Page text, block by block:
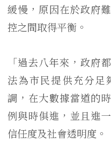
緩慢，原因在於政府
控之間取得平衡。
「過去八年來，政府
法為市民提供充分足
調，在大數據當道的
例與時俱進，並且進
信任度及社會透明度。